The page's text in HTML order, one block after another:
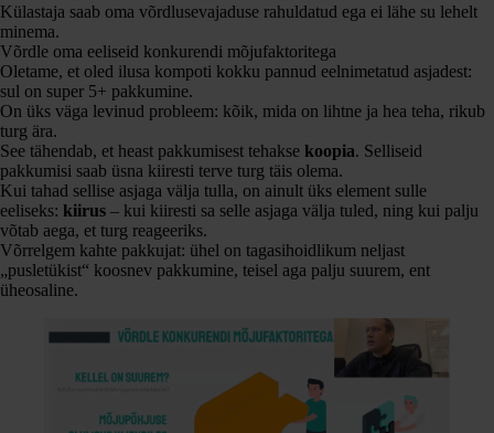
Külastaja saab oma võrdlusevajaduse rahuldatud ega ei lähe su lehelt
minema.
Võrdle oma eeliseid konkurendi mõjufaktoritega
Oletame, et oled ilusa kompoti kokku pannud eelnimetatud asjadest:
sul on super 5+ pakkumine.
On üks väga levinud probleem: kõik, mida on lihtne ja hea teha, rikub
turg ära.
See tähendab, et heast pakkumisest tehakse koopia. Selliseid
pakkumisi saab üsna kiiresti terve turg täis olema.
Kui tahad sellise asjaga välja tulla, on ainult üks element sulle
eeliseks: kiirus – kui kiiresti sa selle asjaga välja tuled, ning kui palju
võtab aega, et turg reageeriks.
Võrrelgem kahte pakkujat: ühel on tagasihoidlikum neljast
„pusletükist“ koosnev pakkumine, teisel aga palju suurem, ent
üheosaline.